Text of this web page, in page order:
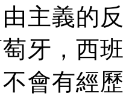
主義的
牙，西
會有經